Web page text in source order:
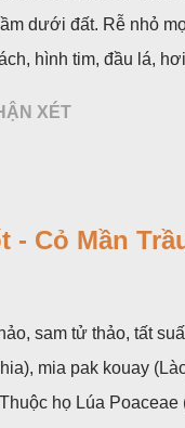
dưới đất. Rễ nhỏ
hình tim, đầu lá,
XÉT
- Cỏ Mần
sam tử thảo, tất
mia pak kouay
họ Lúa Poaceae